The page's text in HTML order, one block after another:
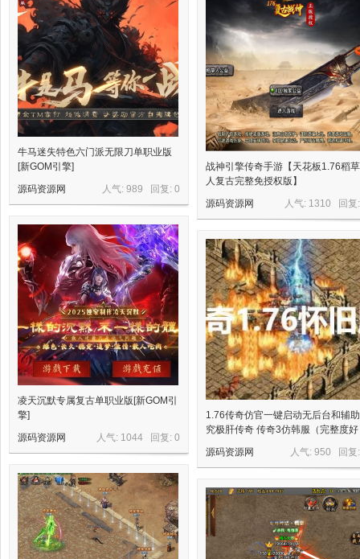
源
牛马迷失特色六门派无限刀单职业版
[新GOM引擎]
人气: 989 回复: 0
源码资源网
战神引擎传奇手游【天花板1.76稻草
人复古完整免授权版】
人气: 1310 回
源码资源网
凌天沉默专属复古单职业版[新GOM引
擎]
人气: 1044 回复: 0
源码资源网
1.76传奇仿官一键启动无后台和辅助
究极肝传奇 传奇3仿韩服（完整度
人气: 950 回
源码资源网